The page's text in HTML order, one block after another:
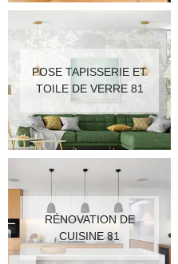
POSE TAPISSERIE ET
TOILE DE VERRE 81
RÉNOVATION DE
CUISINE 81